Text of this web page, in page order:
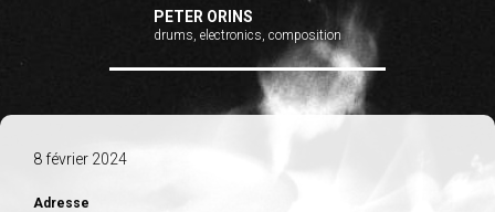
PETER ORINS
drums, electronics, composition
8 février 2024
Adresse